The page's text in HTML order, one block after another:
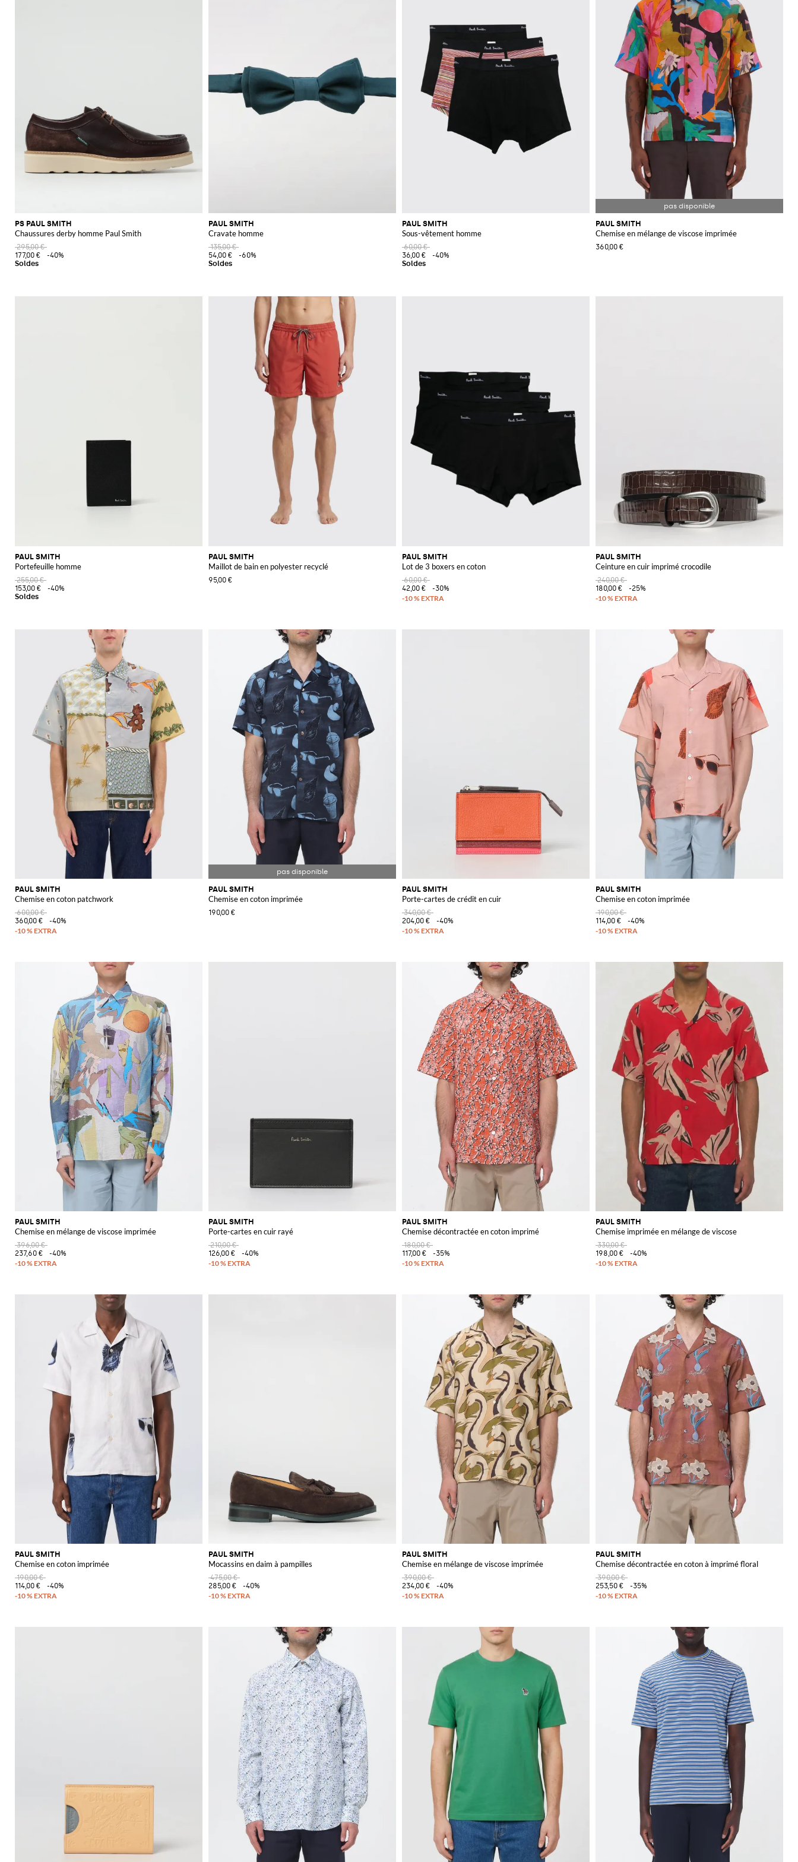
PS PAUL SMITH
Chaussures derby homme Paul Smith
295,00 €
177,00 €
-40%
PAUL SMITH
Cravate homme
135,00 €
54,00 €
-60%
PAUL SMITH
Sous-vêtement homme
60,00 €
36,00 €
-40%
PAUL SMITH
Chemise en mélange de viscose imprimée
360,00 €
PAUL SMITH
Portefeuille homme
255,00 €
153,00 €
-40%
PAUL SMITH
Maillot de bain en polyester recyclé
95,00 €
PAUL SMITH
Lot de 3 boxers en coton
60,00 €
42,00 €
-30%
PAUL SMITH
Ceinture en cuir imprimé crocodile
240,00 €
180,00 €
-25%
PAUL SMITH
Chemise en coton patchwork
600,00 €
360,00 €
-40%
PAUL SMITH
Chemise en coton imprimée
190,00 €
PAUL SMITH
Porte-cartes de crédit en cuir
340,00 €
204,00 €
-40%
PAUL SMITH
Chemise en coton imprimée
190,00 €
114,00 €
-40%
PAUL SMITH
Chemise en mélange de viscose imprimée
396,00 €
237,60 €
-40%
PAUL SMITH
Porte-cartes en cuir rayé
210,00 €
126,00 €
-40%
PAUL SMITH
Chemise décontractée en coton imprimé
180,00 €
117,00 €
-35%
PAUL SMITH
Chemise imprimée en mélange de viscose
330,00 €
198,00 €
-40%
PAUL SMITH
Chemise en coton imprimée
190,00 €
114,00 €
-40%
PAUL SMITH
Mocassins en daim à pampilles
475,00 €
285,00 €
-40%
PAUL SMITH
Chemise en mélange de viscose imprimée
390,00 €
234,00 €
-40%
PAUL SMITH
Chemise décontractée en coton à imprimé floral
390,00 €
253,50 €
-35%